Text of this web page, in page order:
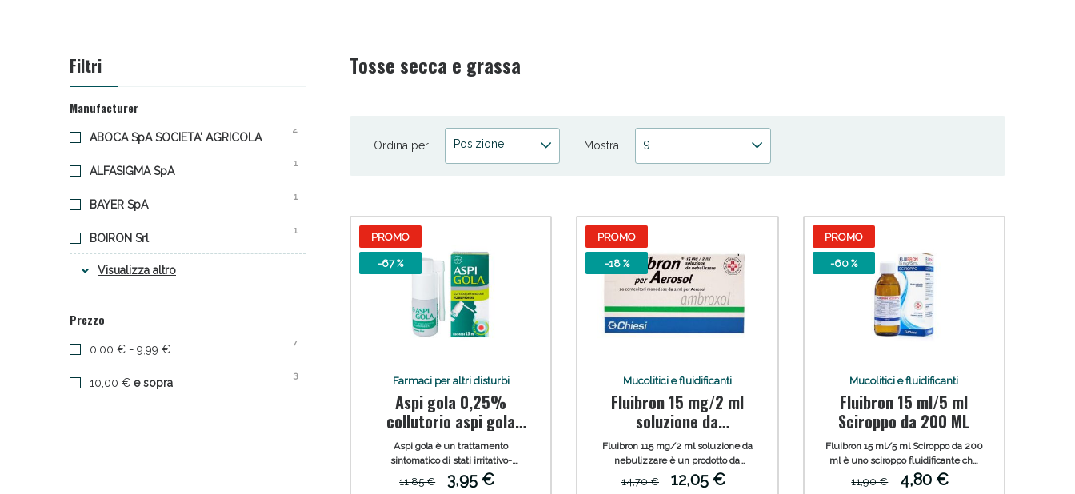
Filtri
Manufacturer
ABOCA SpA SOCIETA' AGRICOLA
2
ALFASIGMA SpA
1
BAYER SpA
1
BOIRON Srl
1
CHIESI FARMACEUTICI SpA
Visualizza altro
Prezzo
0,00 € - 9,99 €
7
10,00 € e sopra
3
Tosse secca e grassa
Ordina per Posizione Mostra 9
PROMO
-67 %
Farmaci per altri disturbi
Aspi gola 0,25%
collutorio aspi gola
0,25% spray per
mucosa orale
Aspi gola è un trattamento
sintomatico di stati irritativo-
infiammatori anche associati a dolore
del cavo orofaringeo (ad es. gengiviti,
11,85 €
3,95 €
PROMO
-18 %
Mucolitici e fluidificanti
Fluibron 15 mg/2 ml
soluzione da
nebulizzare
Fluibron 115 mg/2 ml soluzione da
nebulizzare è un prodotto da
somministrare per aeresol nelle
affezioni broncopolmonari acute e
14,70 €
12,05 €
PROMO
-60 %
Mucolitici e fluidificanti
Fluibron 15 ml/5 ml
Sciroppo da 200 ML
Fluibron 15 ml/5 ml Sciroppo da 200
ml è uno sciroppo fluidificante che
elimina i muchi. Adatto nei pazienti
adulti e nei bambini da 2 anni in poi
11,90 €
4,80 €
Salini e Multivitaminici: oggi Sconto extra fino al 50%!